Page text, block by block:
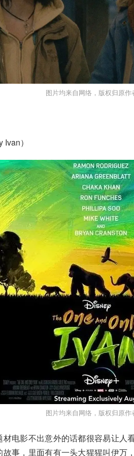
图片均来自网络，版权归原作
Ivan）
图片均来自网络，版权归原作
电影不出意外的话都很容易让人
事，里面有有一头大猩猩叫伊万